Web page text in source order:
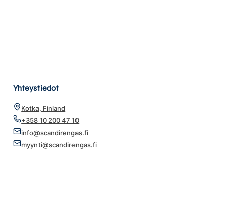
Yhteystiedot
Kotka, Finland
+358 10 200 47 10
info@scandirengas.fi
myynti@scandirengas.fi